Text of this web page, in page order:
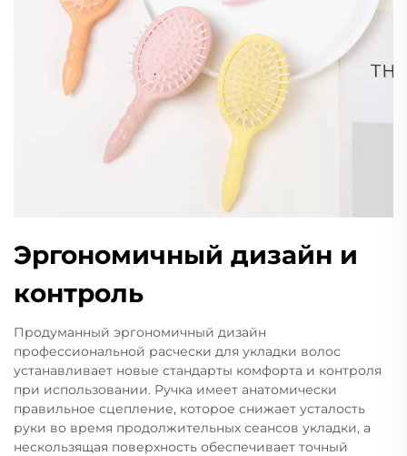
Эргономичный дизайн и
контроль
Продуманный эргономичный дизайн
профессиональной расчески для укладки волос
устанавливает новые стандарты комфорта и контроля
при использовании. Ручка имеет анатомически
правильное сцепление, которое снижает усталость
руки во время продолжительных сеансов укладки, а
нескользящая поверхность обеспечивает точный